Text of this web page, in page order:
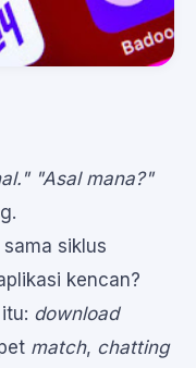
"Asal mana?"
siklus
kencan?
download
match, chatting